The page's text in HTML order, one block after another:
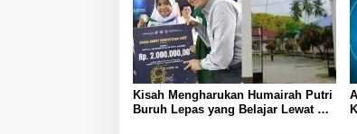
Kisah Mengharukan Humairah Putri
Buruh Lepas yang Belajar Lewat HP